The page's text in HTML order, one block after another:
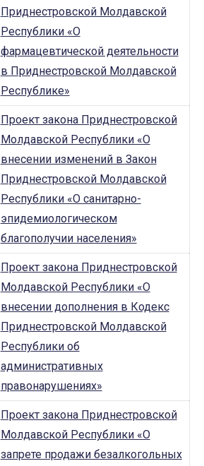
Приднестровской Молдавской
Республики «О
фармацевтической деятельности
в Приднестровской Молдавской
Республике»
Проект закона Приднестровской
Молдавской Республики «О
внесении изменений в Закон
Приднестровской Молдавской
Республики «О санитарно-
эпидемиологическом
благополучии населения»
Проект закона Приднестровской
Молдавской Республики «О
внесении дополнения в Кодекс
Приднестровской Молдавской
Республики об
административных
правонарушениях»
Проект закона Приднестровской
Молдавской Республики «О
запрете продажи безалкогольных